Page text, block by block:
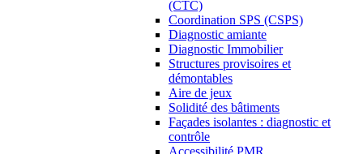
(CTC)
Coordination SPS (CSPS)
Diagnostic amiante
Diagnostic Immobilier
Structures provisoires et
démontables
Aire de jeux
Solidité des bâtiments
Façades isolantes : diagnostic et
contrôle
Accessibilité PMR